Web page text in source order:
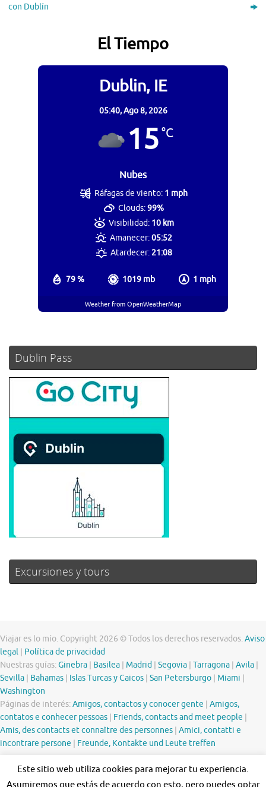
con Dublín
El Tiempo
Dublin, IE
05:40,Ago 8, 2026
15°C
Nubes
79 % 1019 mb 1 mph
Ráfagas de viento: 1 mph
Clouds:99%
Visibilidad: 10 km
Amanecer:05:52
Atardecer:21:08
Weather from OpenWeatherMap
Dublin Pass
Excursiones y tours
Viajar es lo mío. Copyright 2026 © Todos los derechos reservados.Aviso
legal
Política de privacidad
Nuestras guías:Ginebra Basilea Madrid Segovia Tarragona Avila
Sevilla
Bahamas Islas Turcas y Caicos San Petersburgo Miami
Washington
Páginas de interés:Amigos, contactos y conocer gente
Amigos,
contatos e conhecer pessoas
Friends, contacts and meet people
Amis, des contacts et connaître des personnes Amici, contatti e
incontrare persone
Freunde, Kontakte und Leute treffen
Este sitio web utiliza cookies para mejorar tu experiencia.